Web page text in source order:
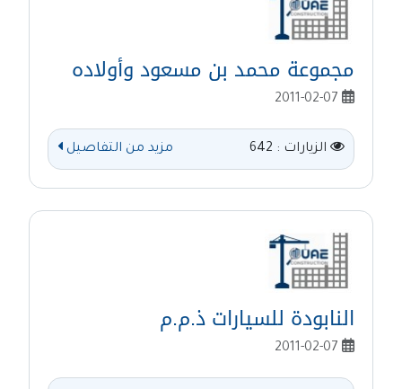
مجموعة محمد بن مسعود وأولاده
الزيارات : 642 مزيد من التفاصيل
النابودة للسيارات ذ.م.م